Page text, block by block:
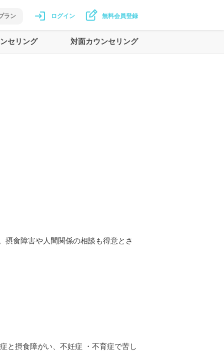
ラン ログイン 無料会員登録
セリング 対面カウンセリング
摂食障害や人間関係の相談も得意とさ
と摂食障がい、不妊症 ・不育症で苦し